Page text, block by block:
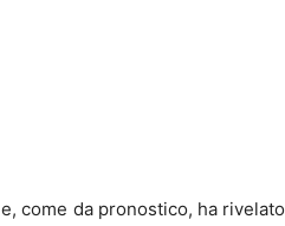
e, come da pronostico, ha rivelato